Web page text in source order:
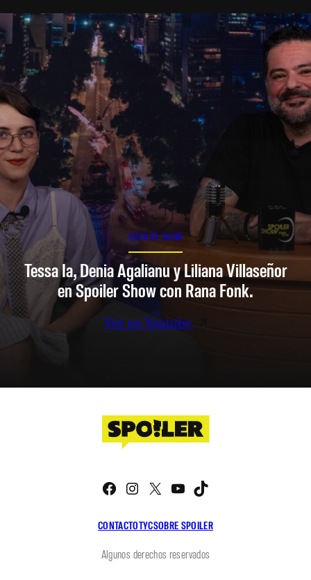
SPOILER SHOW
Tessa Ia, Denia Agalianu y Liliana Villaseñor
en Spoiler Show con Rana Fonk.
Ver en Youtube
CONTACTOTYCSOBRE SPOILER
Facebook
Instagram
X YouTube
Algunos derechos reservados